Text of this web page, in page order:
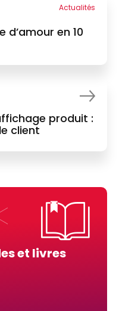
Actualités
d’amour en 10
produit :
client
et livres